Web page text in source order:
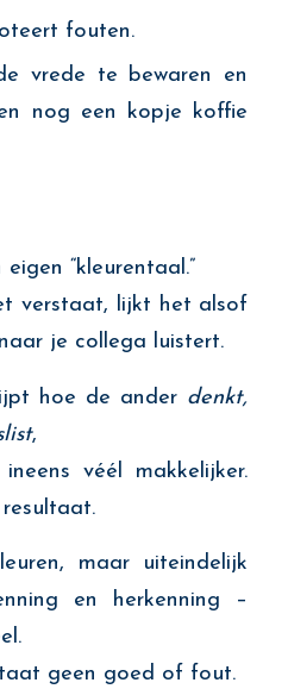
fouten.
vrede te bewaren en
nog een kopje koffie
“kleurentaal.”
verstaat, lijkt het alsof
je collega luistert.
hoe de ander denkt,
,
véél makkelijker.
maar uiteindelijk
en herkenning –
geen goed of fout.